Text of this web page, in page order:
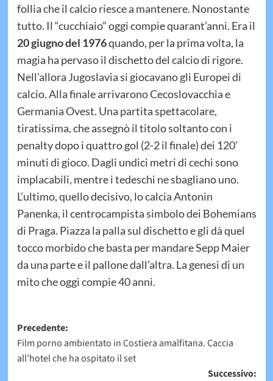
follia che il calcio riesce a mantenere. Nonostante
tutto. Il “cucchiaio” oggi compie quarant’anni. Era il
20 giugno del 1976quando, per la prima volta, la
magia ha pervaso il dischetto del calcio di rigore.
Nell’allora Jugoslavia si giocavano gli Europei di
calcio. Alla finale arrivarono Cecoslovacchia e
Germania Ovest. Una partita spettacolare,
tiratissima, che assegnò il titolo soltanto con i
penalty dopo i quattro gol (2-2 il finale) dei 120’
minuti di gioco. Dagli undici metri di cechi sono
implacabili, mentre i tedeschi ne sbagliano uno.
L’ultimo, quello decisivo, lo calcia Antonin
Panenka, il centrocampista simbolo dei Bohemians
di Praga. Piazza la palla sul dischetto e gli dà quel
tocco morbido che basta per mandare Sepp Maier
da una parte e il pallone dall’altra. La genesi di un
mito che oggi compie 40 anni.
Navigazione
articolo
Precedente:
Film porno ambientato in Costiera amalfitana. Caccia
all’hotel che ha ospitato il set
Successivo: